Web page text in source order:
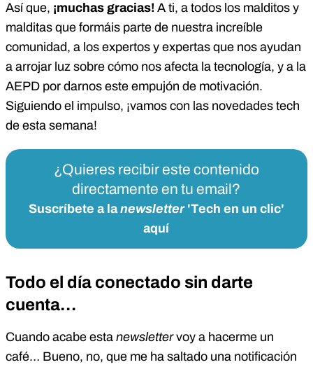
Así que, ¡muchas gracias! A ti, a todos los malditos y
malditas que formáis parte de nuestra increíble
comunidad, a los expertos y expertas que nos ayudan
a arrojar luz sobre cómo nos afecta la tecnología, y a la
AEPD por darnos este empujón de motivación.
Siguiendo el impulso, ¡vamos con las novedades tech
de esta semana!
¿Quieres recibir este contenido
directamente en tu email?
Suscríbete a lanewsletter'Tech en un clic'
aquí
Todo el día conectado sin darte
cuenta…
Cuando acabe esta newslettervoy a hacerme un
café… Bueno, no, que me ha saltado una notificación